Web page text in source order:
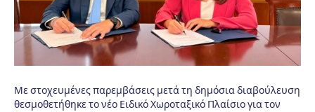
Με στοχευμένες παρεμβάσεις μετά τη δημόσια διαβούλευση
θεσμοθετήθηκε το νέο Ειδικό Χωροταξικό Πλαίσιο για τον